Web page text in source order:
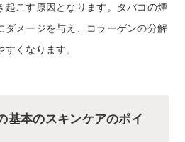
起こす原因となります。タバコの煙
ダメージを与え、コラーゲンの分解
くなります。
基本のスキンケアのポイ